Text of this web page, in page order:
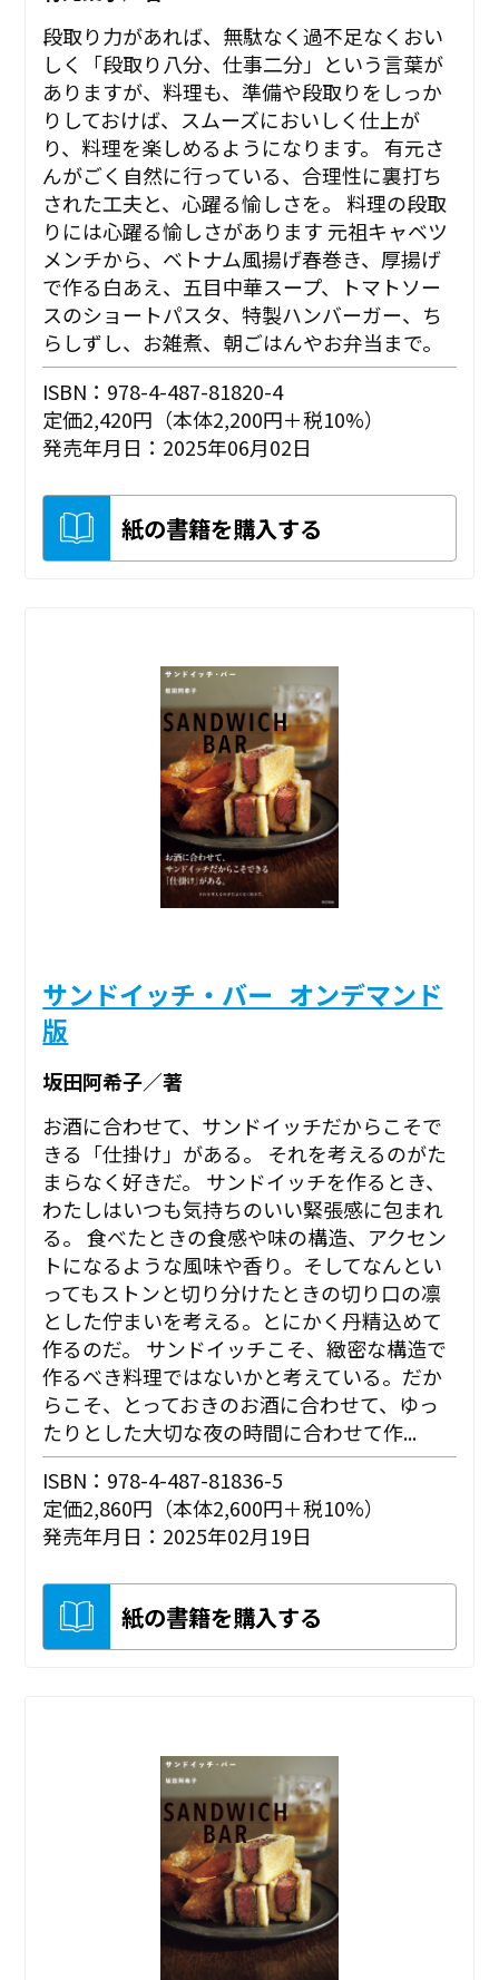
段取り力があれば、無駄なく過不足なくおい
しく「段取り八分、仕事二分」という言葉が
ありますが、料理も、準備や段取りをしっか
りしておけば、スムーズにおいしく仕上が
り、料理を楽しめるようになります。 有元さ
んがごく自然に行っている、合理性に裏打ち
された工夫と、心躍る愉しさを。 ――料理の段取
りには心躍る愉しさがあります 元祖キャベツ
メンチから、ベトナム風揚げ春巻き、厚揚げ
で作る白あえ、五目中華スープ、トマトソー
スのショートパスタ、特製ハンバーガー、ち
らしずし、お雑煮、朝ごはんやお弁当まで。
ISBN：978-4-487-81820-4
定価2,420円（本体2,200円＋税10%）
発売年月日：2025年06月02日
紙の書籍を購入する
サンドイッチ・バー_オンデマンド
版
坂田阿希子／著
お酒に合わせて、サンドイッチだからこそで
きる「仕掛け」がある。 それを考えるのがた
まらなく好きだ。 サンドイッチを作るとき、
わたしはいつも気持ちのいい緊張感に包まれ
る。 食べたときの食感や味の構造、アクセン
トになるような風味や香り。そしてなんとい
ってもストンと切り分けたときの切り口の凛
とした佇まいを考える。とにかく丹精込めて
作るのだ。 サンドイッチこそ、緻密な構造で
作るべき料理ではないかと考えている。だか
らこそ、とっておきのお酒に合わせて、ゆっ
たりとした大切な夜の時間に合わせて作...
ISBN：978-4-487-81836-5
定価2,860円（本体2,600円＋税10%）
発売年月日：2025年02月19日
紙の書籍を購入する